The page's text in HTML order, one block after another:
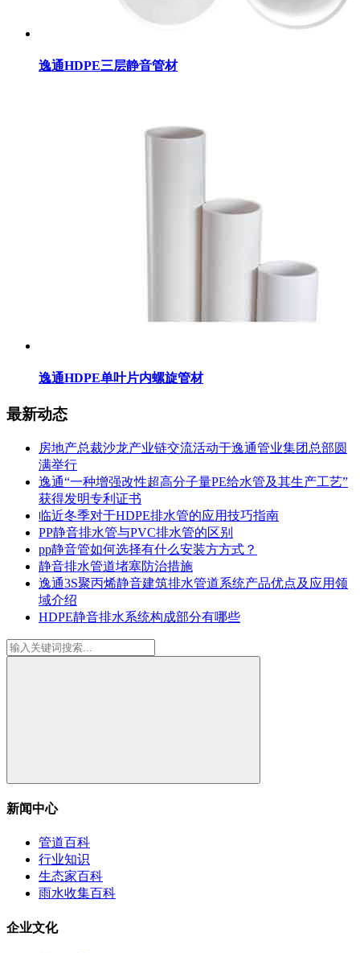
逸通HDPE三层静音管材
逸通HDPE单叶片内螺旋管材
最新动态
房地产总裁沙龙产业链交流活动于逸通管业集团总部圆
满举行
逸通“一种增强改性超高分子量PE给水管及其生产工艺”
获得发明专利证书
临近冬季对于HDPE排水管的应用技巧指南
PP静音排水管与PVC排水管的区别
pp静音管如何选择有什么安装方方式？
静音排水管道堵塞防治措施
逸通3S聚丙烯静音建筑排水管道系统产品优点及应用领
域介绍
HDPE静音排水系统构成部分有哪些
新闻中心
管道百科
行业知识
生态家百科
雨水收集百科
企业文化